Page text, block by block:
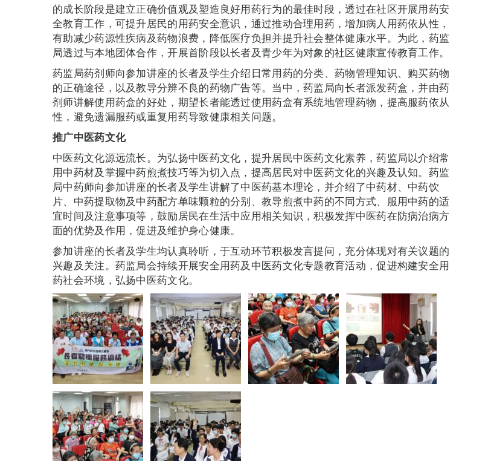
的成长阶段是建立正确价值观及塑造良好用药行为的最佳时段，透过在社区开展用药安
全教育工作，可提升居民的用药安全意识，通过推动合理用药，增加病人用药依从性，
有助减少药源性疾病及药物浪费，降低医疗负担并提升社会整体健康水平。为此，药监
局透过与本地团体合作，开展首阶段以长者及青少年为对象的社区健康宣传教育工作。
药监局药剂师向参加讲座的长者及学生介绍日常用药的分类、药物管理知识、购买药物
的正确途径，以及教导分辨不良的药物广告等。当中，药监局向长者派发药盒，并由药
剂师讲解使用药盒的好处，期望长者能透过使用药盒有系统地管理药物，提高服药依从
性，避免遗漏服药或重复用药导致健康相关问题。
推广中医药文化
中医药文化源远流长。为弘扬中医药文化，提升居民中医药文化素养，药监局以介绍常
用中药材及掌握中药煎煮技巧等为切入点，提高居民对中医药文化的兴趣及认知。药监
局中药师向参加讲座的长者及学生讲解了中医药基本理论，并介绍了中药材、中药饮
片、中药提取物及中药配方单味颗粒的分别、教导煎煮中药的不同方式、服用中药的适
宜时间及注意事项等，鼓励居民在生活中应用相关知识，积极发挥中医药在防病治病方
面的优势及作用，促进及维护身心健康。
参加讲座的长者及学生均认真聆听，于互动环节积极发言提问，充分体现对有关议题的
兴趣及关注。药监局会持续开展安全用药及中医药文化专题教育活动，促进构建安全用
药社会环境，弘扬中医药文化。